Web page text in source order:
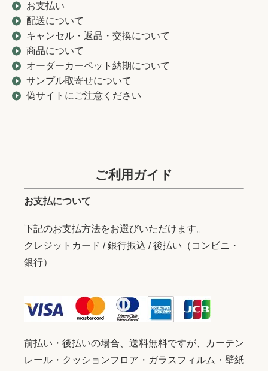
お支払い
配送について
キャンセル・返品・交換について
商品について
オーダーカーペット納期について
サンプル取寄せについて
偽サイトにご注意ください
ご利用ガイド
お支払について
下記のお支払方法をお選びいただけます。
クレジットカード / 銀行振込 / 後払い（コンビニ・
銀行）
前払い・後払いの場合、送料無料ですが、カーテン
レール・クッションフロア・ガラスフィルム・壁紙